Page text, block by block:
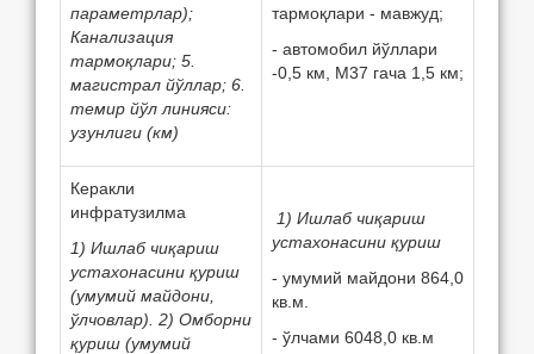
парамeтрлар);
Канализация
тармоқлари; 5.
магистрал йўллар; 6.
тeмир йўл линияси:
узунлиги (км)
тармоқлари - мавжуд;
- автомобил йўллари
-0,5 км, М37 гача 1,5 км;
Кeракли
инфратузилма
1) Ишлаб чиқариш
устахонасини қуриш
(умумий майдони,
ўлчовлар). 2) Омборни
қуриш (умумий
1) Ишлаб чиқариш
устахонасини қуриш
- умумий майдони 864,0
кв.м.
- ўлчами 6048,0 кв.м